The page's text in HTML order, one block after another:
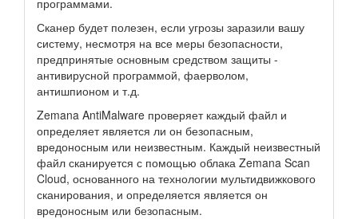
программами.
Сканер будет полезен, если угрозы заразили вашу
систему, несмотря на все меры безопасности,
предпринятые основным средством защиты -
антивирусной программой, фаерволом,
антишпионом и т.д.
Zemana AntiMalware проверяет каждый файл и
определяет является ли он безопасным,
вредоносным или неизвестным. Каждый неизвестный
файл сканируется с помощью облака Zemana Scan
Cloud, основанного на технологии мультидвижкового
сканирования, и определяется является он
вредоносным или безопасным.